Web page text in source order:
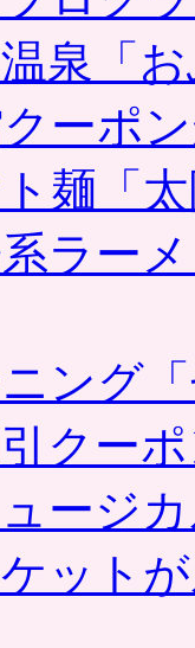
凝
縮、
共
購
入
お
ク。
ポ
は
泉「
ーポ
麺「
ラー
ング
クー
ージ
ット